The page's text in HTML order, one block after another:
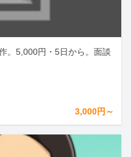
。5,000円・5日から。面談
3,000円～